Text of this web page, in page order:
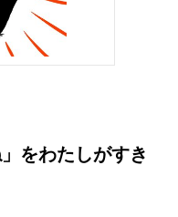
をわたしがすき